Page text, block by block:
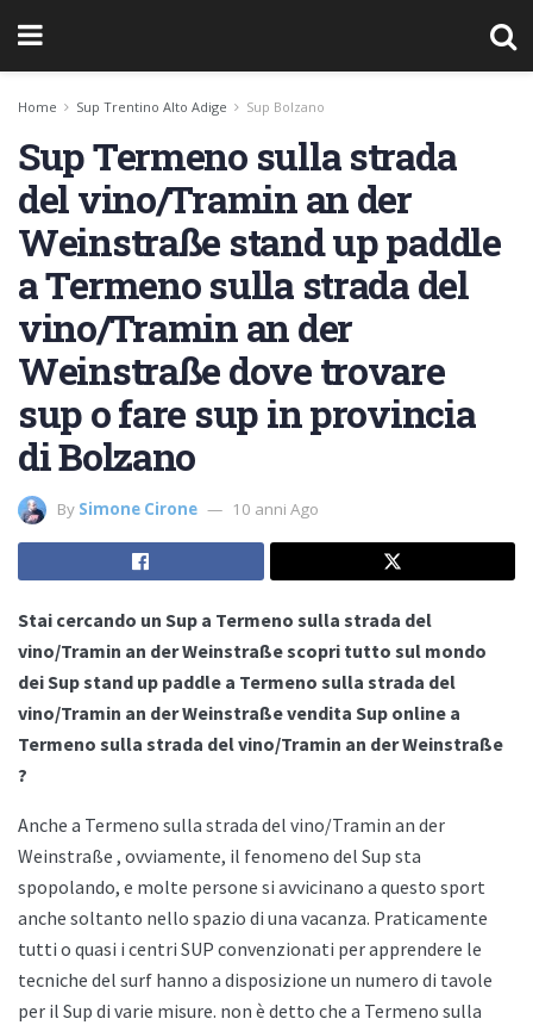
Home Sup Trentino Alto Adige Sup Bolzano
Sup Termeno sulla strada
del vino/Tramin an der
Weinstraße stand up paddle
a Termeno sulla strada del
vino/Tramin an der
Weinstraße dove trovare
sup o fare sup in provincia
di Bolzano
By Simone Cirone 10 anni Ago
Stai cercando un Sup a Termeno sulla strada del
vino/Tramin an der Weinstraße scopri tutto sul mondo
dei Sup stand up paddle a Termeno sulla strada del
vino/Tramin an der Weinstraße vendita Sup online a
Termeno sulla strada del vino/Tramin an der Weinstraße
?
Anche a Termeno sulla strada del vino/Tramin an der
Weinstraße , ovviamente, il fenomeno del Sup sta
spopolando, e molte persone si avvicinano a questo sport
anche soltanto nello spazio di una vacanza. Praticamente
tutti o quasi i centri SUP convenzionati per apprendere le
tecniche del surf hanno a disposizione un numero di tavole
per il Sup di varie misure. non è detto che a Termeno sulla